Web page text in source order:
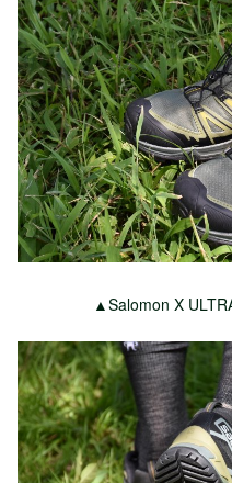
▲Salomon X